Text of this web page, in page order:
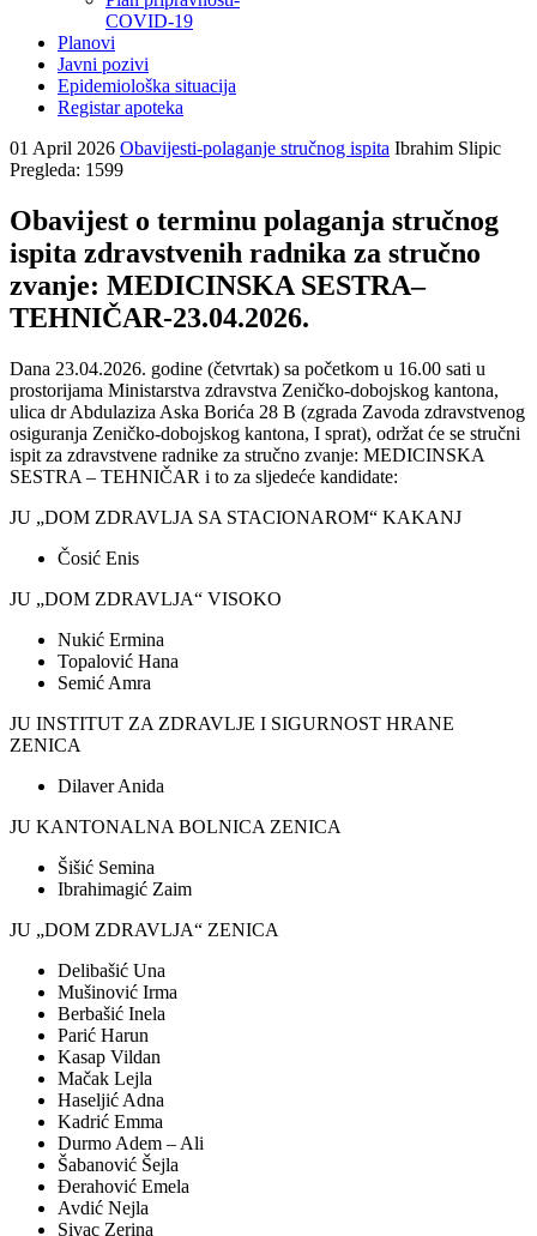
COVID-19
Planovi
Javni pozivi
Epidemiološka situacija
Registar apoteka
01 April 2026 Obavijesti-polaganje stručnog ispita Ibrahim Slipic
Pregleda: 1599
Obavijest o terminu polaganja stručnog
ispita zdravstvenih radnika za stručno
zvanje: MEDICINSKA SESTRA–
TEHNIČAR-23.04.2026.
Dana 23.04.2026. godine (četvrtak) sa početkom u 16.00 sati u
prostorijama Ministarstva zdravstva Zeničko-dobojskog kantona,
ulica dr Abdulaziza Aska Borića 28 B (zgrada Zavoda zdravstvenog
osiguranja Zeničko-dobojskog kantona, I sprat), održat će se stručni
ispit za zdravstvene radnike za stručno zvanje: MEDICINSKA
SESTRA – TEHNIČAR i to za sljedeće kandidate:
JU „DOM ZDRAVLJA SA STACIONAROM“ KAKANJ
Čosić Enis
JU „DOM ZDRAVLJA“ VISOKO
Nukić Ermina
Topalović Hana
Semić Amra
JU INSTITUT ZA ZDRAVLJE I SIGURNOST HRANE
ZENICA
Dilaver Anida
JU KANTONALNA BOLNICA ZENICA
Šišić Semina
Ibrahimagić Zaim
JU „DOM ZDRAVLJA“ ZENICA
Delibašić Una
Mušinović Irma
Berbašić Inela
Parić Harun
Kasap Vildan
Mačak Lejla
Haseljić Adna
Kadrić Emma
Durmo Adem – Ali
Šabanović Šejla
Đerahović Emela
Avdić Nejla
Sivac Zerina